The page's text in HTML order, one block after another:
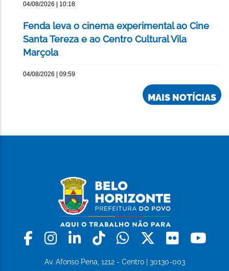
04/08/2026 | 10:18
Fenda leva o cinema experimental ao Cine
Santa Tereza e ao Centro Cultural Vila
Marçola
04/08/2026 | 09:59
MAIS NOTÍCIAS
Facebook
Instagram
LinkedinTiktokWhatsapp
X Flickr
Av. Afonso Pena, 1212 - Centro | 30130-003